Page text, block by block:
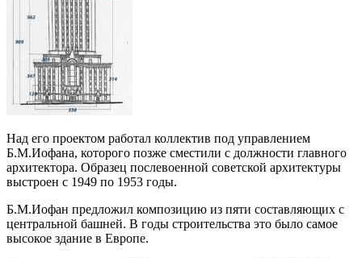
Над его проектом работал коллектив под управлением
Б.М.Иофана, которого позже сместили с должности главного
архитектора. Образец послевоенной советской архитектуры
выстроен с 1949 по 1953 годы.
Б.М.Иофан предложил композицию из пяти составляющих с
центральной башней. В годы строительства это было самое
высокое здание в Европе.